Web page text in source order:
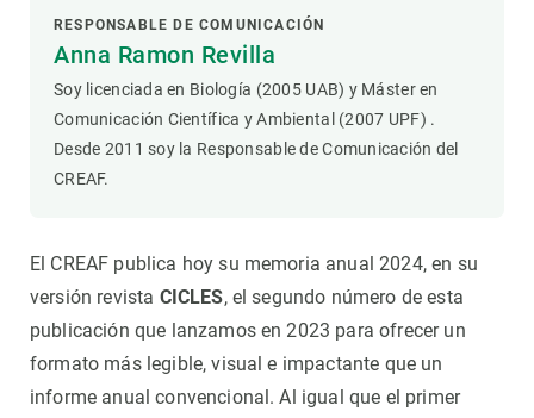
RESPONSABLE DE COMUNICACIÓN
Anna Ramon Revilla
Soy licenciada en Biología (2005 UAB) y Máster en
Comunicación Científica y Ambiental (2007 UPF) .
Desde 2011 soy la Responsable de Comunicación del
CREAF.
El CREAF publica hoy su memoria anual 2024, en su
versión revista CICLES, el segundo número de esta
publicación que lanzamos en 2023 para ofrecer un
formato más legible, visual e impactante que un
informe anual convencional. Al igual que el primer